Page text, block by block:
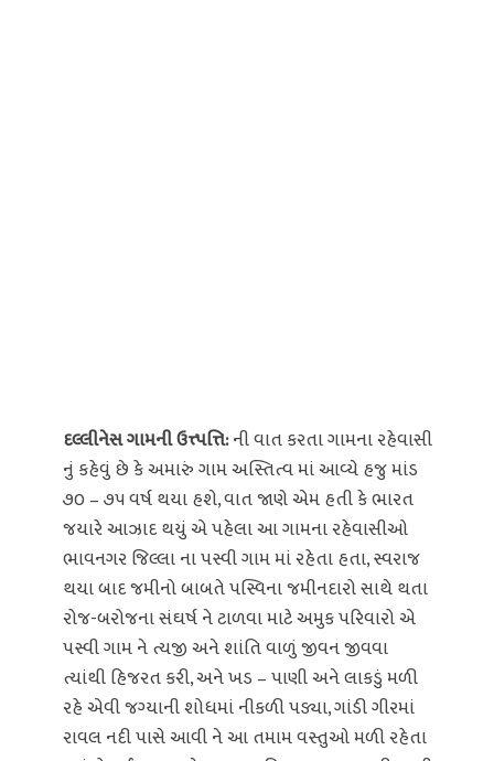
દલ્લીનેસ ગામની ઉત્ત્પત્તિ:ની વાત કરતા ગામના રહેવાસી
નું કહેવું છે કે અમારું ગામ અસ્તિત્વ માં આવ્યે હજુ માંડ
૭૦ – ૭૫ વર્ષ થયા હશે, વાત જાણે એમ હતી કે ભારત
જયારે આઝાદ થયું એ પહેલા આ ગામના રહેવાસીઓ
ભાવનગર જિલ્લા ના પસ્વી ગામ માં રહેતા હતા, સ્વરાજ
થયા બાદ જમીનો બાબતે પસ્વિના જમીનદારો સાથે થતા
રોજ-બરોજના સંઘર્ષ ને ટાળવા માટે અમુક પરિવારો એ
પસ્વી ગામ ને ત્યજી અને શાંતિ વાળું જીવન જીવવા
ત્યાંથી હિજરત કરી, અને ખડ – પાણી અને લાકડું મળી
રહે એવી જગ્યાની શોધમાં નીકળી પડ્યા, ગાંડી ગીરમાં
રાવલ નદી પાસે આવી ને આ તમામ વસ્તુઓ મળી રહેતા